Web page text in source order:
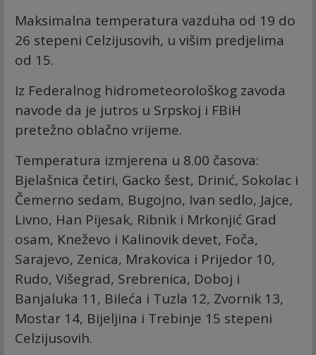
Maksimalna temperatura vazduha od 19 do
26 stepeni Celzijusovih, u višim predjelima
od 15.
Iz Federalnog hidrometeorološkog zavoda
navode da je jutros u Srpskoj i FBiH
pretežno oblačno vrijeme.
Temperatura izmjerena u 8.00 časova:
Bjelašnica četiri, Gacko šest, Drinić, Sokolac i
Čemerno sedam, Bugojno, Ivan sedlo, Jajce,
Livno, Han Pijesak, Ribnik i Mrkonjić Grad
osam, Kneževo i Kalinovik devet, Foča,
Sarajevo, Zenica, Mrakovica i Prijedor 10,
Rudo, Višegrad, Srebrenica, Doboj i
Banjaluka 11, Bileća i Tuzla 12, Zvornik 13,
Mostar 14, Bijeljina i Trebinje 15 stepeni
Celzijusovih.